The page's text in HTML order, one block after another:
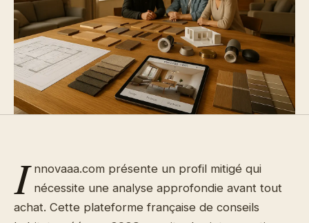
I nnovaaa.com présente un profil mitigé qui
nécessite une analyse approfondie avant tout
achat. Cette plateforme française de conseils